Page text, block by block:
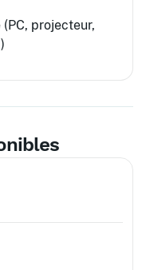
projecteur,